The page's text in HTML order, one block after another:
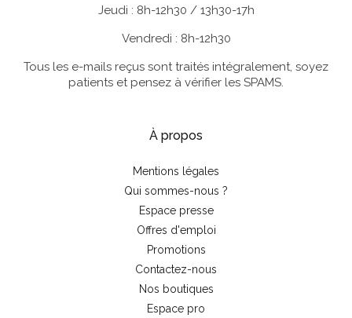
Jeudi : 8h-12h30 / 13h30-17h
Vendredi : 8h-12h30
Tous les e-mails reçus sont traités intégralement, soyez
patients et pensez à vérifier les SPAMS.
À propos
Mentions légales
Qui sommes-nous ?
Espace presse
Offres d'emploi
Promotions
Contactez-nous
Nos boutiques
Espace pro